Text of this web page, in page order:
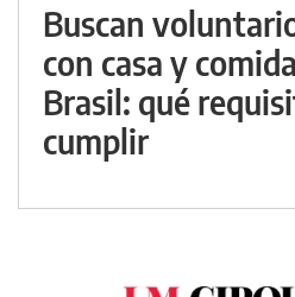
Buscan
con casa y
Brasil: qué
cumplir